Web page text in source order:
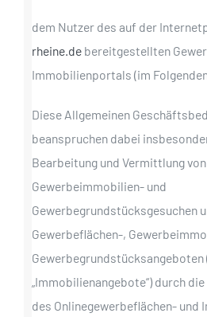
dem Nutzer des auf der
rheine.de bereitgestellten
Immobilienportals (im Folgenden
Diese Allgemeinen
beanspruchen dabei
Bearbeitung und Vermittlung
Gewerbeimmobilien- und
Gewerbegrundstücksgesuchen
Gewerbeflächen-,
Gewerbegrundstücksangeboten
„Immobilienangebote“) durch
des Onlinegewerbeflächen-